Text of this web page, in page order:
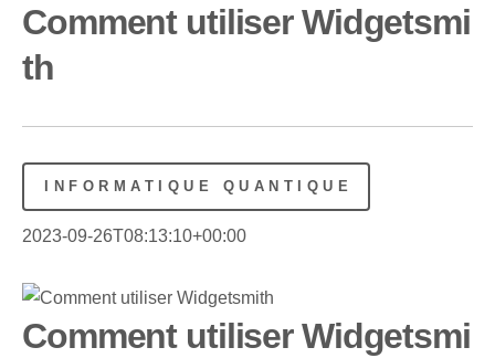
Comment utiliser Widgetsmi
th
INFORMATIQUE QUANTIQUE
2023-09-26T08:13:10+00:00
Comment utiliser Widgetsmi